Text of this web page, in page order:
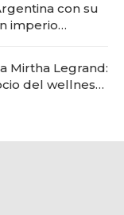
con su
imperio
Mirtha Legrand:
del wellness